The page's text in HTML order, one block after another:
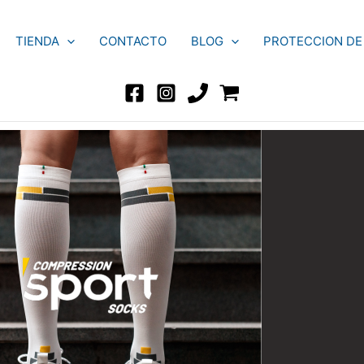
TIENDA CONTACTO BLOG PROTECCION